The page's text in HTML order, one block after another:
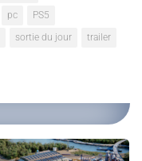
pc
PS5
sortie du jour
trailer